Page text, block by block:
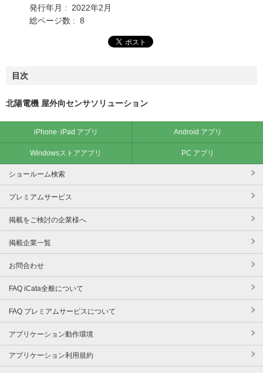
発行年月 : 2022年2月
総ページ数 : 8
目次
北陽電機 屋外向センサソリューション
iPhone･iPad アプリ Android アプリ
Windowsストアアプリ PC アプリ
ショールーム検索
プレミアムサービス
掲載をご検討の企業様へ
掲載企業一覧
お問合わせ
FAQ iCata全般について
FAQ プレミアムサービスについて
アプリケーション動作環境
アプリケーション利用規約